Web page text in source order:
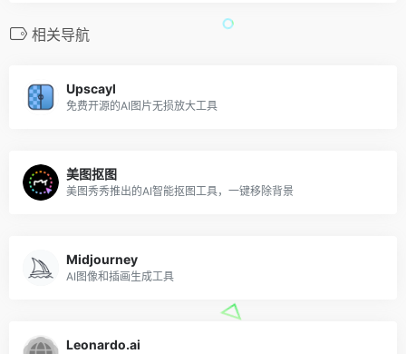
相关导航
Upscayl
免费开源的AI图片无损放大工具
美图抠图
美图秀秀推出的AI智能抠图工具，一键移除背景
Midjourney
AI图像和插画生成工具
Leonardo.ai